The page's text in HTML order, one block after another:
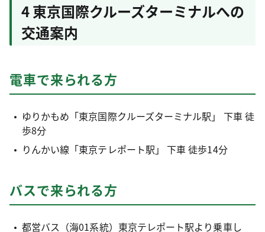
4 東京国際クルーズターミナルへの
交通案内
電車で来られる方
ゆりかもめ「東京国際クルーズターミナル駅」 下車 徒
歩8分
りんかい線「東京テレポート駅」 下車 徒歩14分
バスで来られる方
都営バス（海01系統）東京テレポート駅より乗車し